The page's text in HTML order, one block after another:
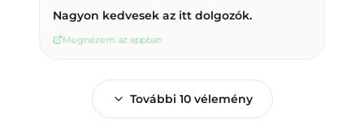
Nagyon kedvesek az itt dolgozók.
Megnézem az appban
További 10vélemény